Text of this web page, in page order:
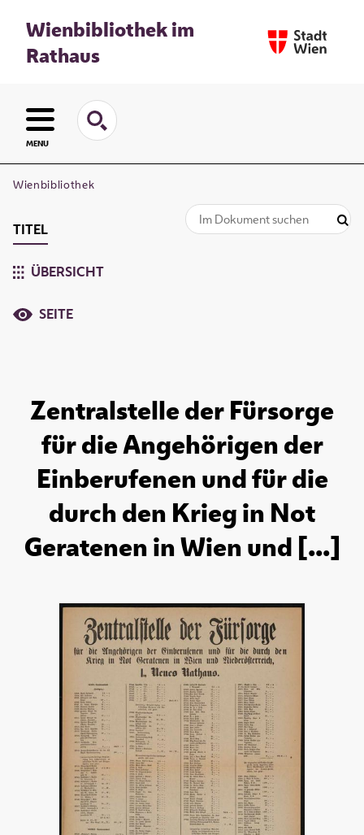
Wienbibliothek im
Rathaus
MENU
Wienbibliothek
TITEL
ÜBERSICHT
SEITE
Zentralstelle der Fürsorge
für die Angehörigen der
Einberufenen und für die
durch den Krieg in Not
Geratenen in Wien und [...]